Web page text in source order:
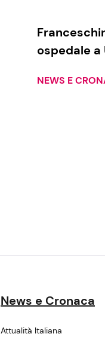
ospedale a
NEWS E
News e Cronaca
Attualità Italiana